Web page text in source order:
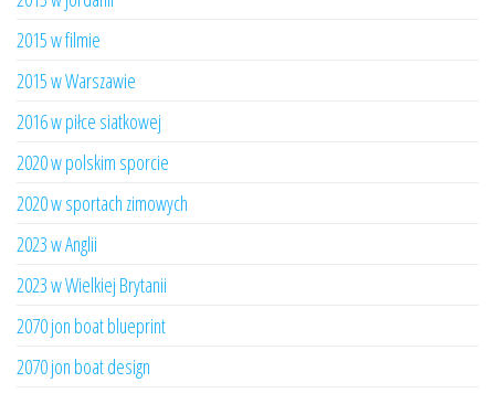
2015 w filmie
2015 w Warszawie
2016 w piłce siatkowej
2020 w polskim sporcie
2020 w sportach zimowych
2023 w Anglii
2023 w Wielkiej Brytanii
2070 jon boat blueprint
2070 jon boat design